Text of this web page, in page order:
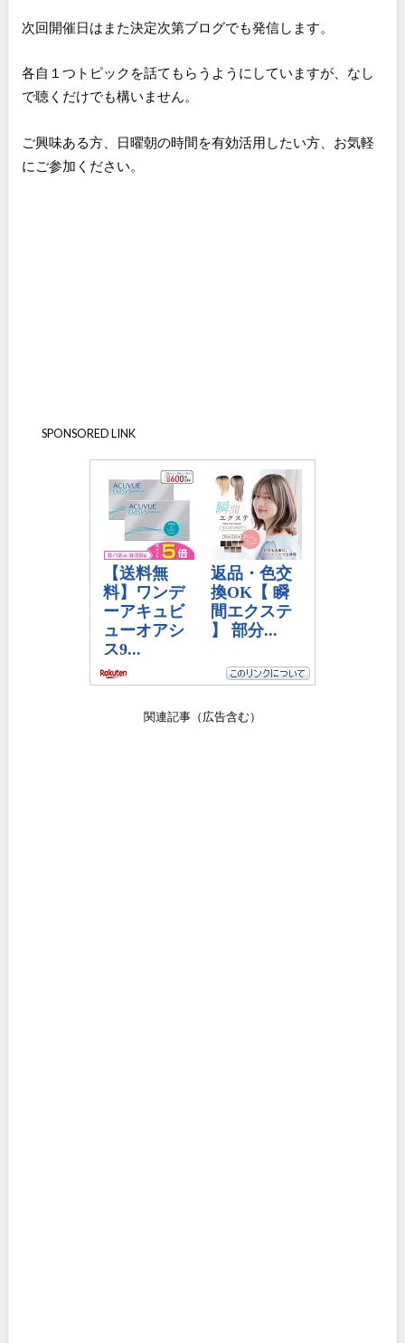
次回開催日はまた決定次第ブログでも発信します。
各自１つトピックを話てもらうようにしていますが、なし
で聴くだけでも構いません。
ご興味ある方、日曜朝の時間を有効活用したい方、お気軽
にご参加ください。
SPONSORED LINK
関連記事（広告含む）